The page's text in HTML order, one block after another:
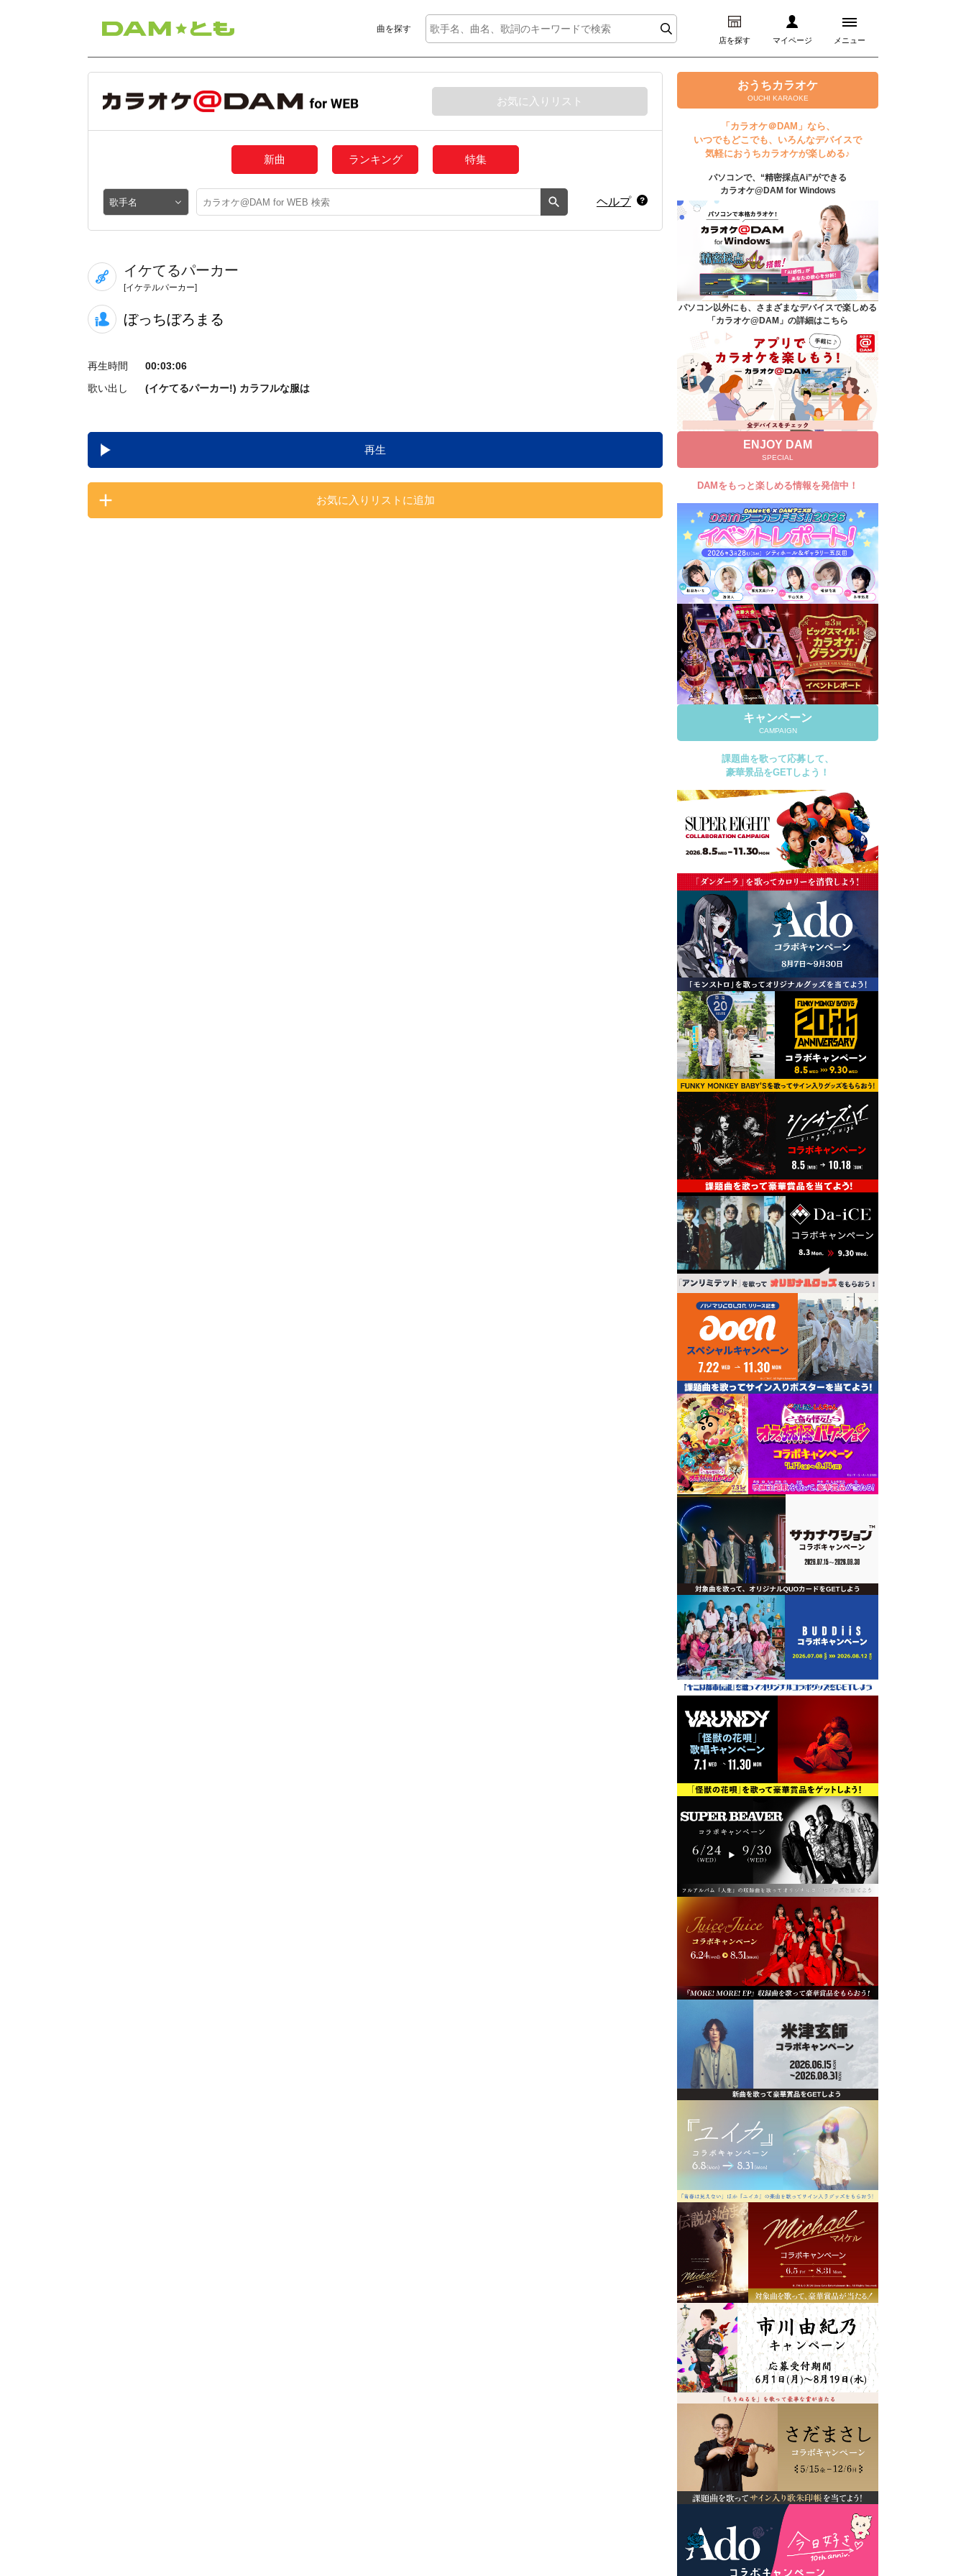
曲を探す
店を探す マイページ メニュー
ログイン
マイページ
プレミアムサービス
DAM★とも動画
DAM★とも録音
カラオケ＠DAM
ユーザー検索
キャンペーン
よくあるご質問
DAMの新曲・ランキングなど
カラオケ最新情報をチェック！
自宅でカラオケ歌い放題！
家族や友達と一緒に！練習にも！
お気に入りリスト
新曲 ランキング 特集
ヘルプ
イケてるパーカー
[イケテルパーカー]
ぼっちぼろまる
再生時間
00:03:06
歌い出し
(イケてるパーカー!) カラフルな服は
再生
お気に入りリストに追加
おうちカラオケ
OUCHI KARAOKE
「カラオケ＠DAM」なら、
いつでもどこでも、いろんなデバイスで
気軽におうちカラオケが楽しめる♪
パソコンで、“精密採点Ai”ができる
カラオケ@DAM for Windows
パソコン以外にも、さまざまなデバイスで楽しめる
「カラオケ@DAM」の詳細はこちら
ENJOY DAM
SPECIAL
DAMをもっと楽しめる情報を発信中！
キャンペーン
CAMPAIGN
課題曲を歌って応募して、
豪華景品をGETしよう！